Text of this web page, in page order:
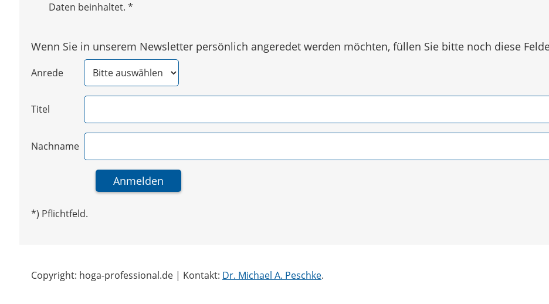
Daten beinhaltet. *
Wenn Sie in unserem Newsletter persönlich angeredet werden möchten, füllen Sie bitte noch diese
Anrede
Titel
Nachname
*) Pflichtfeld.
Copyright: hoga-professional.de | Kontakt: Dr. Michael A. Peschke.